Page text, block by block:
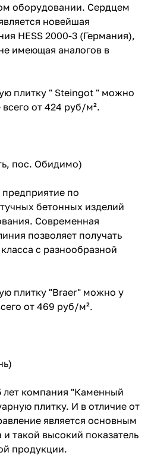
оборудовании. Сердцем
новейшая
HESS 2000-3 (Германия),
имеющая аналогов в
плитку " Steingot " можно
от 424 руб/м².
пос. Обидимо)
по
бетонных изделий
Современная
позволяет получать
с разнообразной
плитку "Braer" можно у
от 469 руб/м².
компания "Каменный
плитку. И в отличие от
является основным
такой высокий показатель
продукции.